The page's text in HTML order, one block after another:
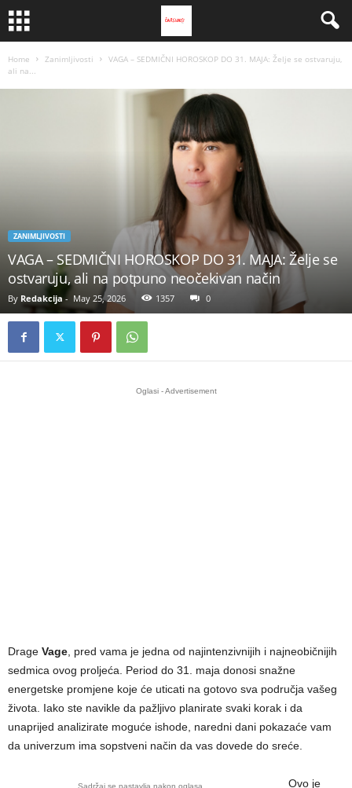
Home Zanimljivosti
VAGA – SEDMIČNI HOROSKOP DO 31. MAJA: Želje se ostvaruju,
ali na...
ZANIMLJIVOSTI
VAGA – SEDMIČNI HOROSKOP DO 31. MAJA: Želje se
ostvaruju, ali na potpuno neočekivan način
By Redakcija- May 25, 2026 1357 0
Oglasi - Advertisement
Drage Vage , pred vama je jedna od najintenzivnijih i najneobičnijih
sedmica ovog proljeća. Period do 31. maja donosi snažne
energetske promjene koje će uticati na gotovo sva područja vašeg
života. Iako ste navikle da pažljivo planirate svaki korak i da
unaprijed analizirate moguće ishode, naredni dani pokazaće vam
da univerzum ima sopstveni način da vas dovede do sreće.
Sadržaj se nastavlja nakon oglasa
Ovo je